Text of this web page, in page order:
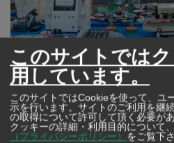
5月7日、タイ警察中央捜査部（
コーン県で電子タバコの生産拠
このサイトでは
用しています。
このサイトではCookieを使って、ユ
示を行います。サイトのご利用を継
の取得について許可して頂く必要があ
クッキーの詳細・利用目的について
（プライバシーポリシー）
をご覧下さ